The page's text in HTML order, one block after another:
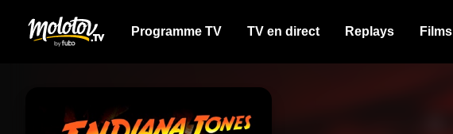
Programme TV TV en direct Replays Films